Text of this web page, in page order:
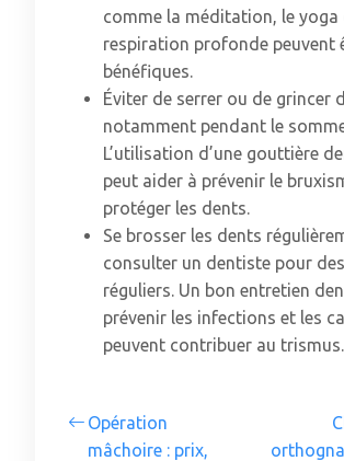
comme la méditation, le yoga
respiration profonde peuvent
bénéfiques.
Éviter de serrer ou de grincer
notamment pendant le
L’utilisation d’une gouttière
peut aider à prévenir le
protéger les dents.
Se brosser les dents
consulter un dentiste pour
réguliers. Un bon entretien
prévenir les infections et les
peuvent contribuer au trismus.
Opération
mâchoire : prix,